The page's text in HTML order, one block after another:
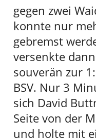
gegen zwei
konnte nur
gebremst
versenkte
souverän zur
BSV. Nur 3
sich David
Seite von der
und holte mit